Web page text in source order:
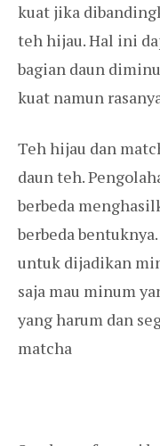
kuat jika
teh hijau. Hal ini
bagian daun
kuat namun
Teh hijau dan
daun teh.
berbeda
berbeda
untuk dijadikan
saja mau minum
yang harum dan
matcha